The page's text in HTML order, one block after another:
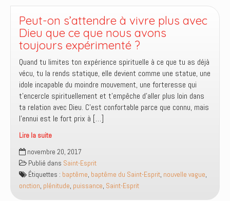
roi,
pourquoi
Samuel
avait-
il
pris
une
fiole
d’huile
pour
Saul
et
corne
d’huile
pour
David
Peut-on s’attendre à vivre plus avec
Dieu que ce que nous avons
toujours expérimenté ?
Quand tu limites ton expérience spirituelle à ce que tu as déjà
vécu, tu la rends statique, elle devient comme une statue, une
idole incapable du moindre mouvement, une forteresse qui
t’encercle spirituellement et t’empêche d’aller plus loin dans
ta relation avec Dieu. C’est confortable parce que connu, mais
l’ennui est le fort prix à […]
Lire la suite
Peut-
on
s’attendre
à
vivre
novembre 20, 2017
Publié dans Saint-Esprit
Étiquettes : baptême, baptême du Saint-Esprit, nouvelle vague,
onction, plénitude, puissance, Saint-Esprit